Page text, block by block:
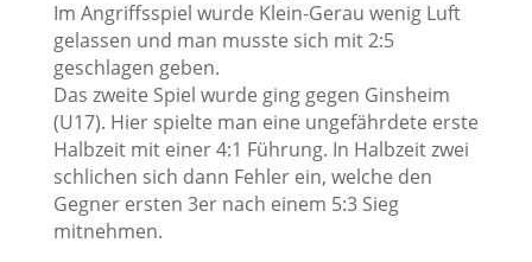
Im Angriffsspiel wurde Klein-Gerau wenig Luft
gelassen und man musste sich mit 2:5
geschlagen geben.
Das zweite Spiel wurde ging gegen Ginsheim
(U17). Hier spielte man eine ungefährdete erste
Halbzeit mit einer 4:1 Führung. In Halbzeit zwei
schlichen sich dann Fehler ein, welche den
Gegner ersten 3er nach einem 5:3 Sieg
mitnehmen.